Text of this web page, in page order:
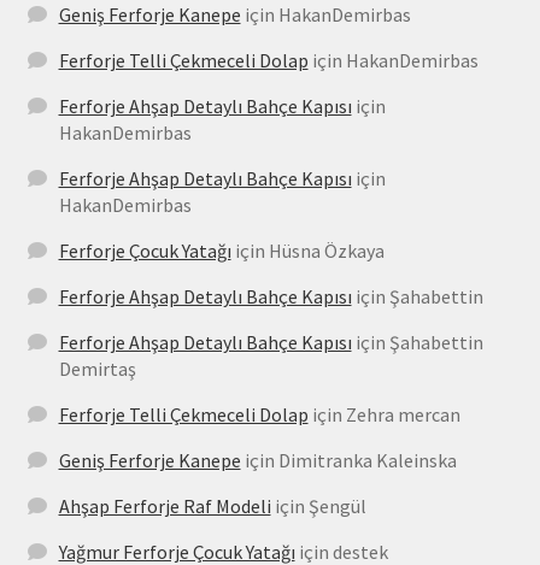
Geniş Ferforje Kanepe için HakanDemirbas
Ferforje Telli Çekmeceli Dolap için HakanDemirbas
Ferforje Ahşap Detaylı Bahçe Kapısı için
HakanDemirbas
Ferforje Ahşap Detaylı Bahçe Kapısı için
HakanDemirbas
Ferforje Çocuk Yatağı için Hüsna Özkaya
Ferforje Ahşap Detaylı Bahçe Kapısı için Şahabettin
Ferforje Ahşap Detaylı Bahçe Kapısı için Şahabettin
Demirtaş
Ferforje Telli Çekmeceli Dolap için Zehra mercan
Geniş Ferforje Kanepe için Dimitranka Kaleinska
Ahşap Ferforje Raf Modeli için Şengül
Yağmur Ferforje Çocuk Yatağı için destek